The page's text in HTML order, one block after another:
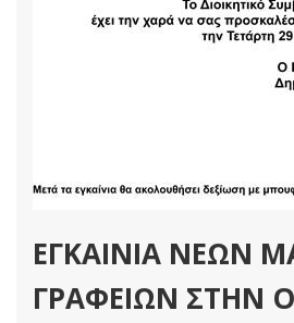
ΕΓΚΑΊΝΙΑ ΝΈΩΝ
ΓΡΑΦΕΊΩΝ ΣΤΗΝ